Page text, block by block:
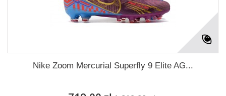
Nike Zoom Mercurial Superfly 9 Elite AG...